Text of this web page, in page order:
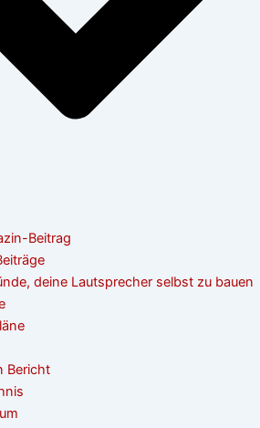
Beitrag
deine Lautsprecher selbst zu bauen
Bericht